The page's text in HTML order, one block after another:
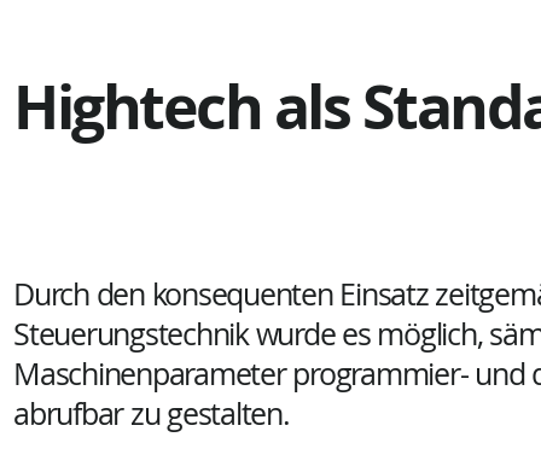
Hightech als
Durch den konsequenten Einsatz
Steuerungstechnik wurde es möglich,
Maschinenparameter programmier- und
abrufbar zu gestalten.